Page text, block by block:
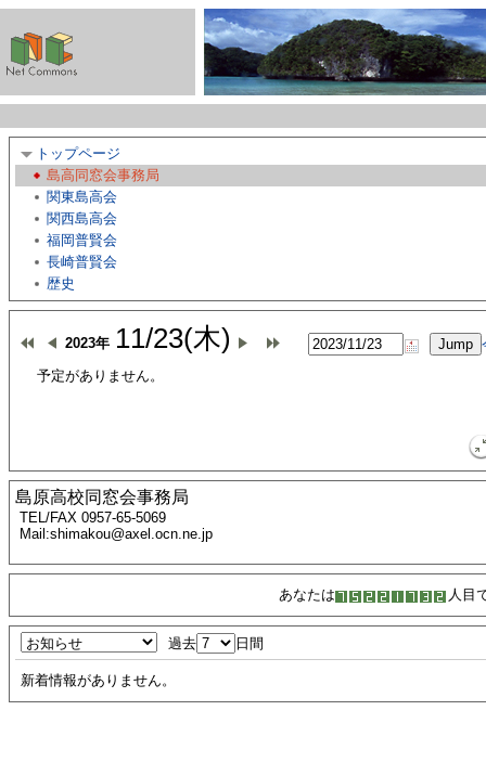
トップページ
島高同窓会事務局
関東島高会
関西島高会
福岡普賢会
長崎普賢会
歴史
2023年 11/23(木)
予定がありません。
島原高校同窓会事務局
TEL/FAX 0957-65-5069
Mail:shimakou@axel.ocn.ne.jp
あなたは 人目
過去 日間
新着情報がありません。